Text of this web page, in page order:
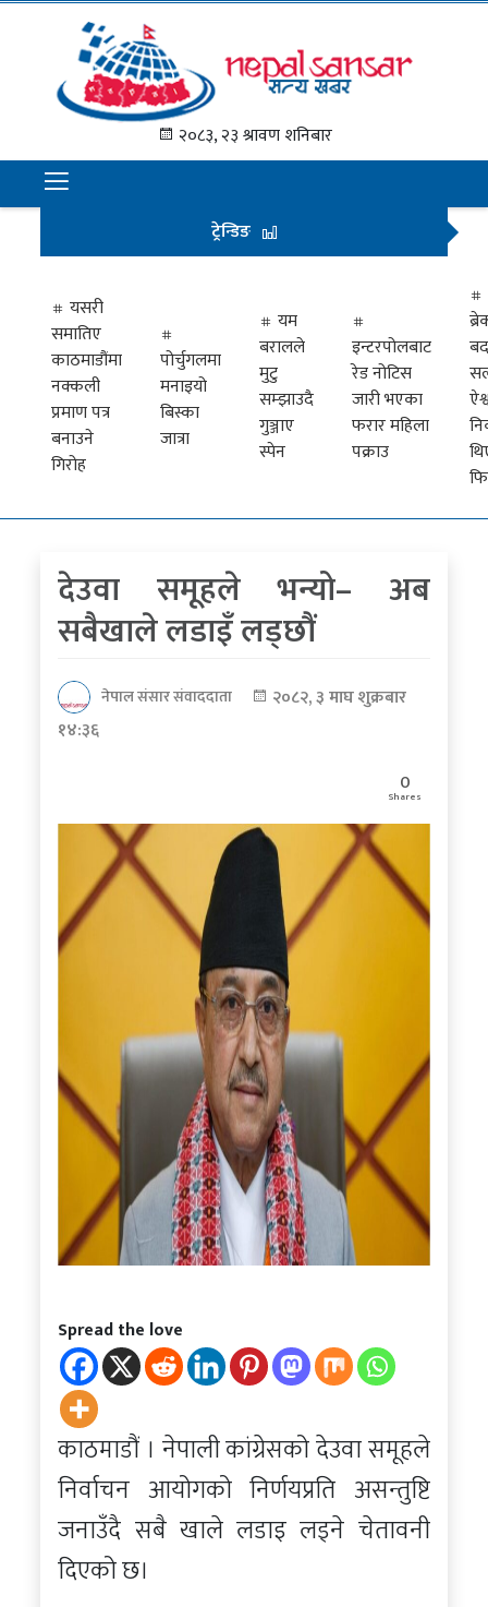
२०८३, २३ श्रावण शनिबार
समाचार
राजनीति
अन्तराष्ट्रिय
अर्थ
मनोरञ्जन
प्रवास
खेलकुद
पत्रपत्रिकाबाट
ट्रेन्डिङ
यसरी
समातिए
काठमाडौंमा
नक्कली
प्रमाण पत्र
बनाउने
गिरोह
पोर्चुगलमा
मनाइयो
बिस्का
जात्रा
यम
बरालले
मुटु
सम्झाउदै
गुञ्जाए
स्पेन
इन्टरपोलबाट
रेड नोटिस
जारी भएका
फरार महिला
पक्राउ
देउवा समूहले भन्यो– अब
सबैखाले लडाइँ लड्छौं
नेपाल संसार संवाददाता
२०८२, ३ माघ शुक्रबार
१४:३६
0
Shares
Spread the love
काठमाडौं । नेपाली कांग्रेसको देउवा समूहले
निर्वाचन आयोगको निर्णयप्रति असन्तुष्टि
जनाउँदै सबै खाले लडाइ लड्ने चेतावनी
दिएको छ।